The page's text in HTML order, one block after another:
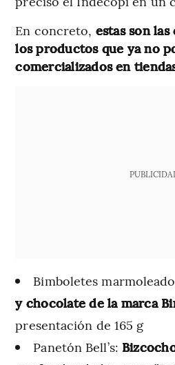
En concreto, estas son
los productos que ya no
comercializados en
Bimboletes
y chocolate de la marca
presentación de 165 g
Panetón Bell’s: